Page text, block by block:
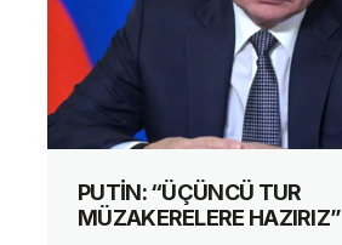
PUTİN: “ÜÇÜNCÜ TUR
MÜZAKERELERE HAZIRIZ”